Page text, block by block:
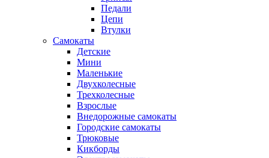
Педали
Цепи
Втулки
Самокаты
Детские
Мини
Маленькие
Двухколесные
Трехколесные
Взрослые
Внедорожные самокаты
Городские самокаты
Трюковые
Кикборды